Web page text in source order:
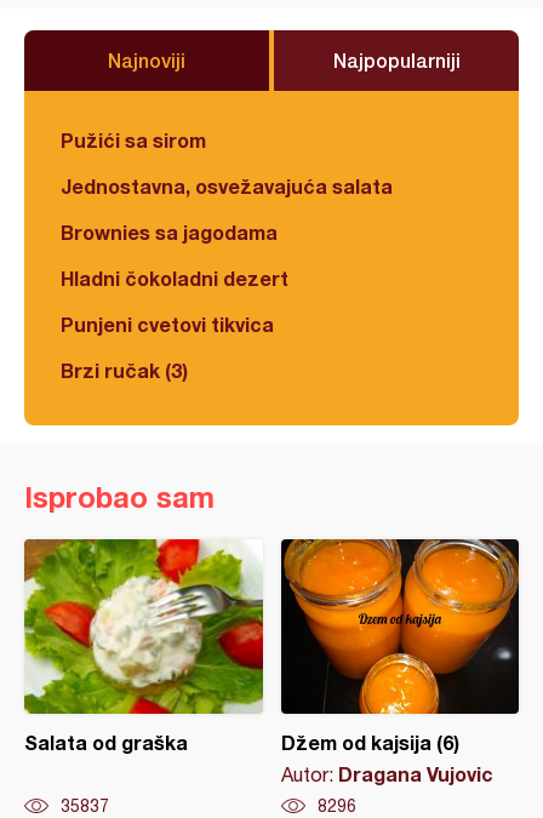
Najnoviji Najpopularniji
Pužići sa sirom
Jednostavna, osvežavajuća salata
Brownies sa jagodama
Hladni čokoladni dezert
Punjeni cvetovi tikvica
Brzi ručak (3)
Isprobao sam
Salata od graška
35837
Džem od kajsija (6)
Autor: Dragana Vujovic
8296